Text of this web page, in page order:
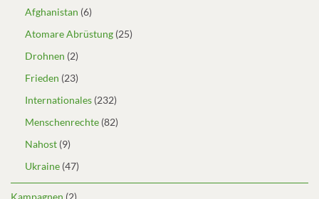
Afghanistan (6)
Atomare Abrüstung (25)
Drohnen (2)
Frieden (23)
Internationales (232)
Menschenrechte (82)
Nahost (9)
Ukraine (47)
Kampagnen (2)